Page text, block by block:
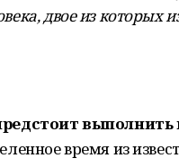
двое из которых
время из